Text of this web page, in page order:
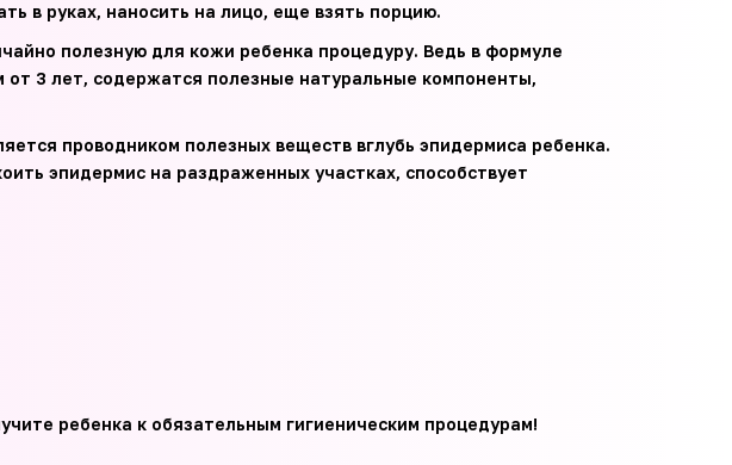
в руках, наносить на лицо, еще взять порцию.
полезную для кожи ребенка процедуру. Ведь в формуле
3 лет, содержатся полезные натуральные компоненты,
проводником полезных веществ вглубь эпидермиса ребенка.
эпидермис на раздраженных участках, способствует
ребенка к обязательным гигиеническим процедурам!